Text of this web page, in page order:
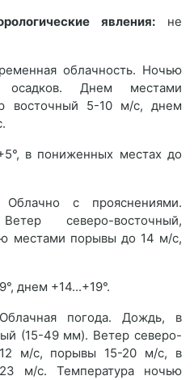
явления: не
облачность. Ночью
осадков. Днем местами
восточный 5-10 м/с, днем
в пониженных местах до
Облачно с прояснениями.
северо-восточный,
местами порывы до 14 м/с,
днем +14...+19°.
погода. Дождь, в
(15-49 мм). Ветер северо-
м/с, порывы 15-20 м/с, в
м/с. Температура ночью